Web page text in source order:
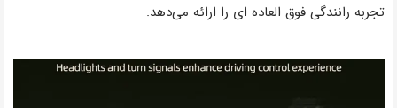
تجربه رانندگی فوق العاده ای را ارائه می‌دهد.